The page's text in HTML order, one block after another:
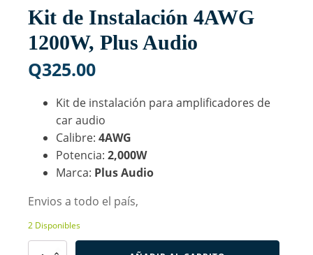
Kit de Instalación 4AWG
1200W, Plus Audio
Q325.00
Kit de instalación para amplificadores de
car audio
Calibre: 4AWG
Potencia: 2,000W
Marca: Plus Audio
Envios a todo el país,
2 Disponibles